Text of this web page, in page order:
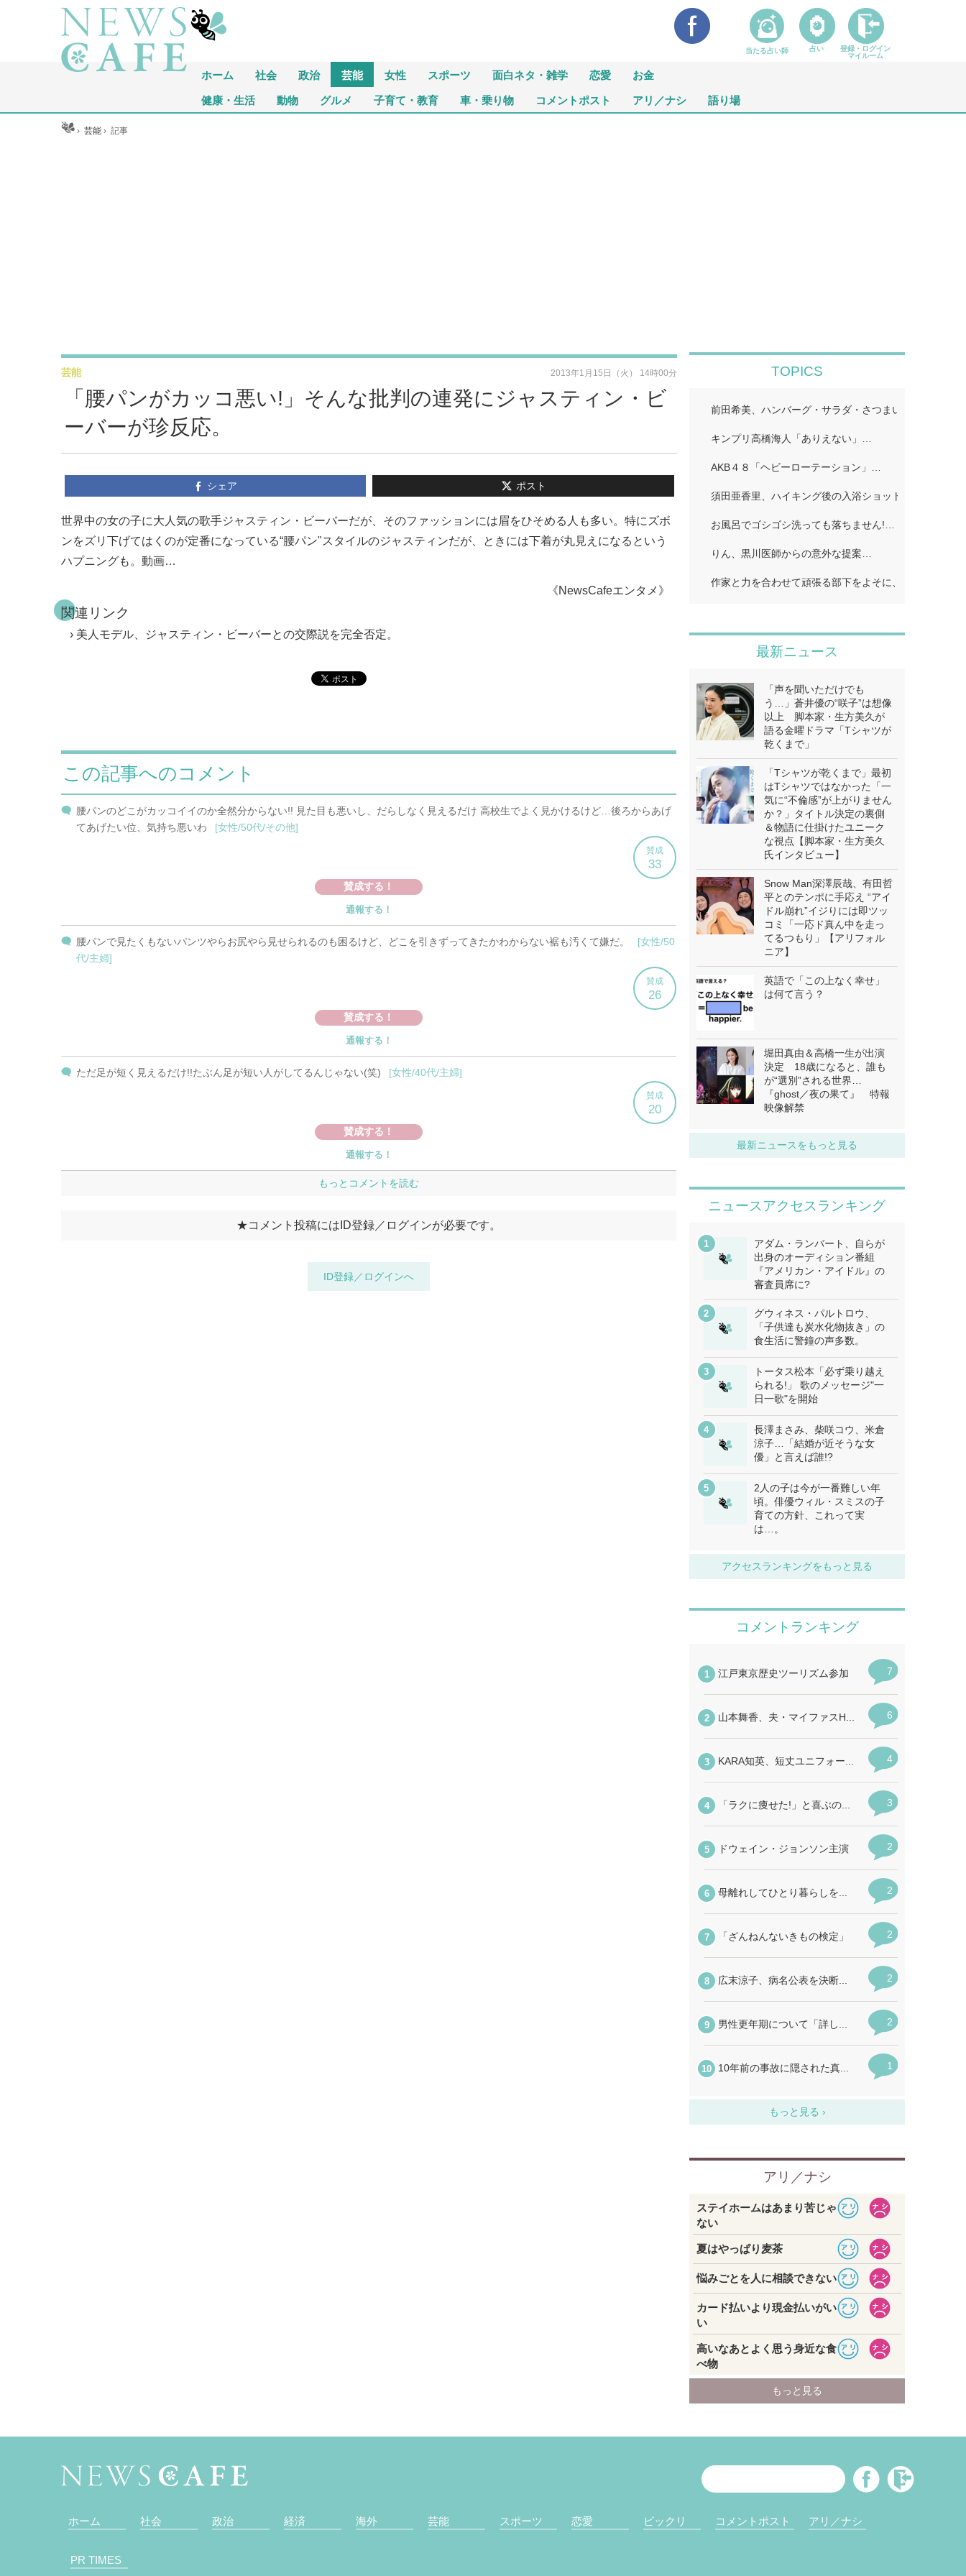
ホーム 社会 政治 芸能 女性 スポーツ 面白ネタ・雑学 恋愛 お金
健康・生活 動物 グルメ 子育て・教育 車・乗り物 コメントポスト アリ／ナシ 語り場
ホーム ›芸能 ›記事
「腰パンがカッコ悪い!」そんな批判の連発にジャスティン・ビ
ーバーが珍反応。
芸能 2013年1月15日（火） 14時00分
シェア ポスト
世界中の女の子に大人気の歌手ジャスティン・ビーバーだが、そのファッションには眉をひそめる人も多い。特にズボ
ンをズリ下げてはくのが定番になっている“腰パン"スタイルのジャスティンだが、ときには下着が丸見えになるという
ハプニングも。動画…
《NewsCafeエンタメ》
関連リンク
美人モデル、ジャスティン・ビーバーとの交際説を完全否定。
TOPICS
前田希美、ハンバーグ・サラダ・さつまいものカナッ
キンプリ高橋海人「ありえない」…
AKB４８「ヘビーローテーション」…
須田亜香里、ハイキング後の入浴ショット公開「ドキ
お風呂でゴシゴシ洗っても落ちません!…
りん、黒川医師からの意外な提案…
作家と力を合わせて頑張る部下をよそに、上司は陰で
最新ニュース
「声を聞いただけでも
う…」蒼井優の“咲子”は想像
以上 脚本家・生方美久が
語る金曜ドラマ「Tシャツが
乾くまで」
「Tシャツが乾くまで」最初
はTシャツではなかった「一
気に“不倫感”が上がりません
か？」タイトル決定の裏側
＆物語に仕掛けたユニーク
な視点【脚本家・生方美久
氏インタビュー】
Snow Man深澤辰哉、有田哲
平とのテンポに手応え “アイ
ドル崩れ”イジりには即ツッ
コミ「一応ド真ん中を走っ
てるつもり」【アリフォル
ニア】
英語で「この上なく幸せ」
は何て言う？
堀田真由＆高橋一生が出演
決定 18歳になると、誰も
が“選別”される世界…
『ghost／夜の果て』 特報
映像解禁
最新ニュースをもっと見る
ニュースアクセスランキング
アダム・ランバート、自らが
出身のオーディション番組
『アメリカン・アイドル』の
審査員席に?
グウィネス・パルトロウ、
「子供達も炭水化物抜き」の
食生活に警鐘の声多数。
トータス松本「必ず乗り越え
られる!」 歌のメッセージ"一
日一歌"を開始
長澤まさみ、柴咲コウ、米倉
涼子…「結婚が近そうな女
優」と言えば誰!?
2人の子は今が一番難しい年
頃。俳優ウィル・スミスの子
育ての方針、これって実
は…。
アクセスランキングをもっと見る
ホーム 社会 政治 経済 海外 芸能 スポーツ 恋愛 ビックリ コメントポスト アリ／ナシ
PR TIMES
当たる占い師 占い
登録・ログイン
マイルーム